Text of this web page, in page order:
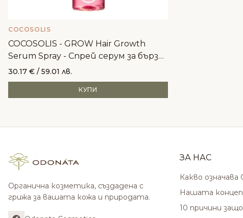
COCOSOLIS
COCOSOLIS - GROW Hair Growth
Serum Spray - Спрей серум за бърз
растеж на косата
30.17 € / 59.01 лв.
КУПИ
Органична козметика, създадена с
грижа за вашата кожа и природата.
ЗА НАС
Какво
Нашата
10 причини